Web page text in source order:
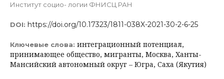
Институт социо- логии ФНИСЦ РАН
DOI: https://doi.org/10.17323/1811-038X-2021-30-2-6-25
Ключевые слова: интеграционный потенциал,
принимающее общество, мигранты, Москва, Ханты-
Мансийский автономный округ – Югра, Саха (Якутия)